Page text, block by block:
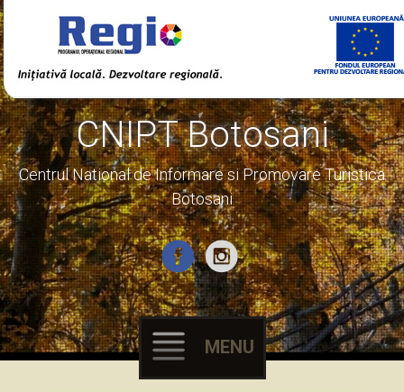
CNIPT Botosani
Centrul National de Informare si Promovare Turistica
Botosani
MENU